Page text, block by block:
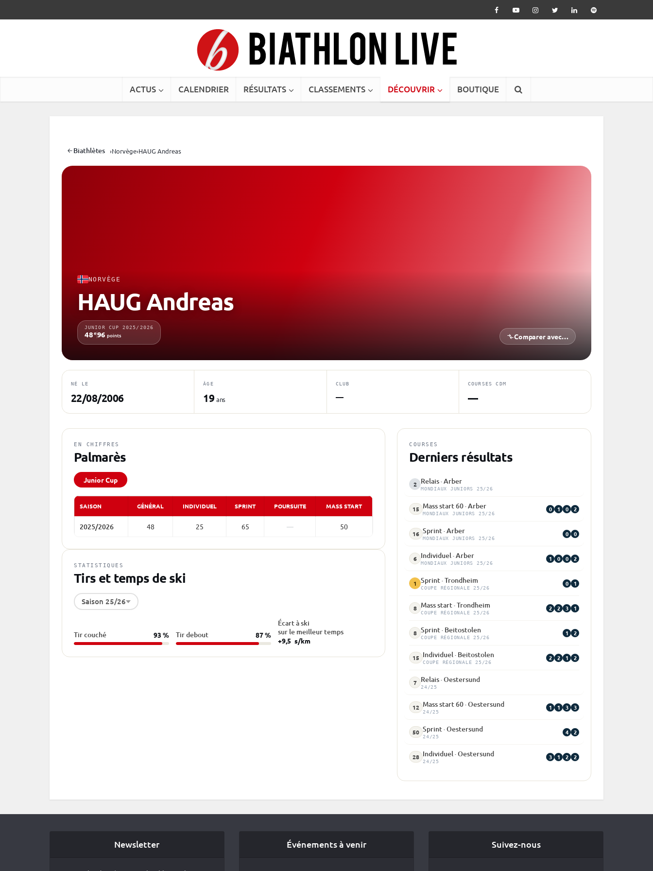
ACTUS CALENDRIER RÉSULTATS CLASSEMENTS DÉCOUVRIR BOUTIQUE
Biathlètes ›Norvège›HAUG Andreas
NORVÈGE
HAUG Andreas
JUNIOR CUP 2025/2026
48e96 points Comparer avec…
NÉ LE
22/08/2006
ÂGE
19 ans
CLUB
—
COURSES CDM
—
EN CHIFFRES
Palmarès
Junior Cup
SAISON GÉNÉRAL INDIVIDUEL SPRINT POURSUITE MASS START
2025/2026 48 25 65 — 50
STATISTIQUES
Tirs et temps de ski
Saison 25/26
Tir couché 93 % Tir debout 87 %
Écart à ski
sur le meilleur temps
+9,5 s/km
COURSES
Derniers résultats
2 Relais · Arber
MONDIAUX JUNIORS 25/26
15 Mass start 60 · Arber
MONDIAUX JUNIORS 25/26
0 1 0 2
16 Sprint · Arber
MONDIAUX JUNIORS 25/26
0 0
6 Individuel · Arber
MONDIAUX JUNIORS 25/26
1 0 0 2
1 Sprint · Trondheim
COUPE RÉGIONALE 25/26
0 1
8 Mass start · Trondheim
COUPE RÉGIONALE 25/26
2 2 3 1
8 Sprint · Beitostolen
COUPE RÉGIONALE 25/26
1 2
15 Individuel · Beitostolen
COUPE RÉGIONALE 25/26
2 2 1 2
7 Relais · Oestersund
24/25
12 Mass start 60 · Oestersund
24/25
1 1 3 3
50 Sprint · Oestersund
24/25
4 2
28 Individuel · Oestersund
24/25
3 1 2 2
Newsletter Événements à venir Suivez-nous